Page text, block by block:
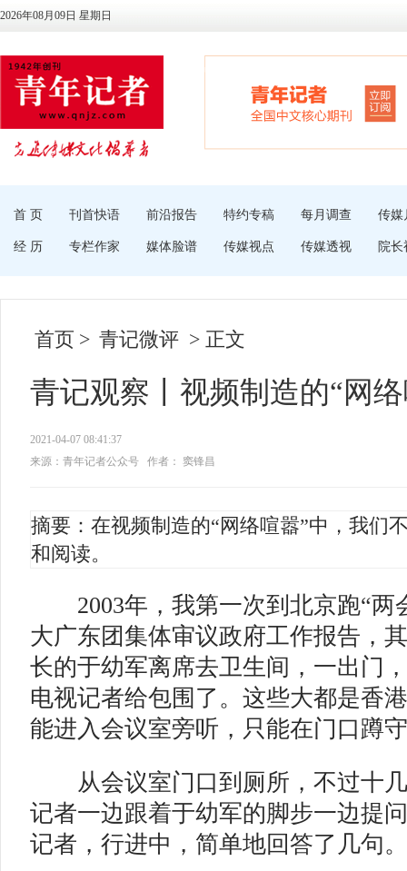
2026年08月09日 星期日
首 页 刊首快语 前沿报告 特约专稿 每月调查 传媒
经 历 专栏作家 媒体脸谱 传媒视点 传媒透视 院长
首页 > 青记微评 > 正文
青记观察丨视频制造的“网
2021-04-07 08:41:37
来源：青年记者公众号
作者： 窦锋昌
摘要：在视频制造的“网络喧嚣”中，我们
和阅读。
2003年，我第一次到北京跑“两
大广东团集体审议政府工作报告，
长的于幼军离席去卫生间，一出门
电视记者给包围了。这些大都是香
能进入会议室旁听，只能在门口蹲
从会议室门口到厕所，不过十几
记者一边跟着于幼军的脚步一边提
记者，行进中，简单地回答了几句。